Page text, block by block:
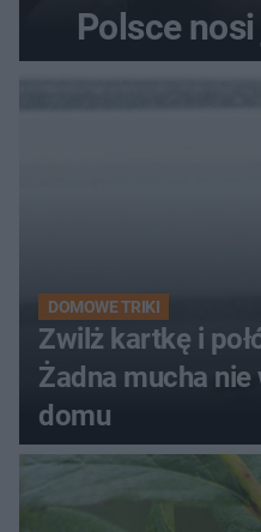
Polsce
DOMOWE TRIKI
Zwilż kartkę i
Żadna mucha
domu